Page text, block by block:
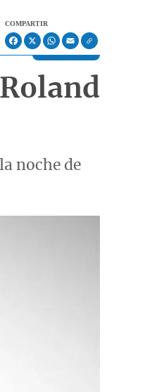
COMPARTIR
Facebook
X WhatsApp
Email
noche de